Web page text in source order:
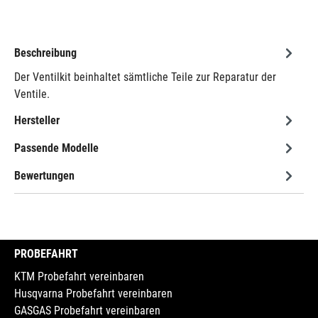
Beschreibung
Der Ventilkit beinhaltet sämtliche Teile zur Reparatur der
Ventile.
Hersteller
Passende Modelle
Bewertungen
PROBEFAHRT
KTM Probefahrt vereinbaren
Husqvarna Probefahrt vereinbaren
GASGAS Probefahrt vereinbaren